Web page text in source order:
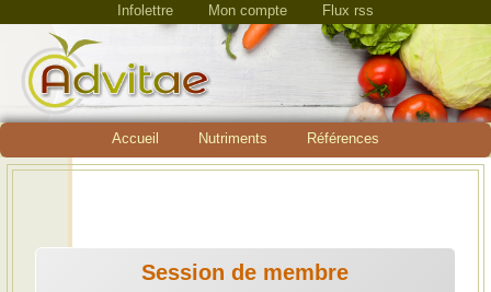
Infolettre Mon compte Flux rss
Accueil Nutriments Références
Session de membre